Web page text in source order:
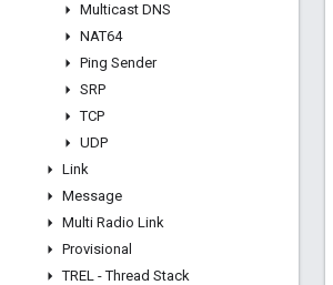
Multicast DNS
NAT64
Ping Sender
SRP
TCP
UDP
Link
Message
Multi Radio Link
Provisional
TREL - Thread Stack